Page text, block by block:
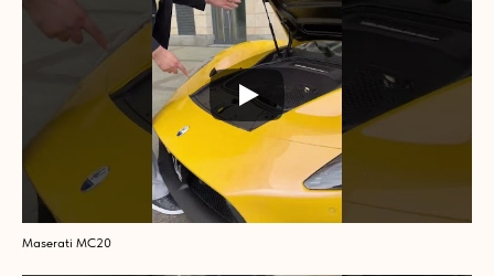
Maserati MC20